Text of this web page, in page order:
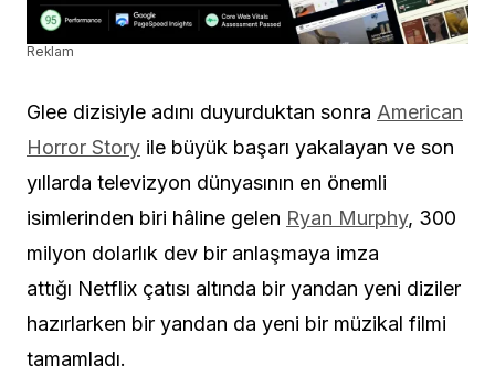
Reklam
Glee dizisiyle adını duyurduktan sonra American
Horror Story ile büyük başarı yakalayan ve son
yıllarda televizyon dünyasının en önemli
isimlerinden biri hâline gelen Ryan Murphy, 300
milyon dolarlık dev bir anlaşmaya imza
attığı Netflix çatısı altında bir yandan yeni diziler
hazırlarken bir yandan da yeni bir müzikal filmi
tamamladı.